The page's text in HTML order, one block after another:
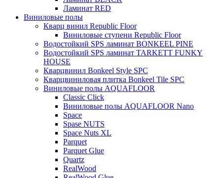
Ламинат RED
Виниловые полы
Кварц винил Republic Floor
Виниловые ступени Republic Floor
Водостойкий SPS ламинат BONKEEL PINE
Водостойкий SPS ламинат TARKETT FUNKY
HOUSE
Кварцвинил Bonkeel Style SPC
Кварцвиниловая плитка Bonkeel Tile SPC
Виниловые полы AQUAFLOOR
Classic Click
Виниловые полы AQUAFLOOR Nano
Space
Spase NUTS
Space Nuts XL
Parquet
Parquet Glue
Quartz
RealWood